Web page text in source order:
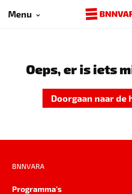
Menu
Oeps, er is iets
Doorgaan naar de
BNNVARA
Programma's